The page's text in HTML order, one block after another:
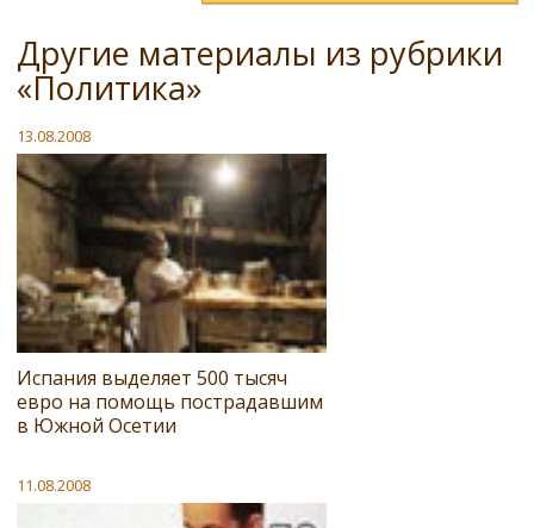
Другие материалы из рубрики
«Политика»
13.08.2008
Испания выделяет 500 тысяч
евро на помощь пострадавшим
в Южной Осетии
11.08.2008